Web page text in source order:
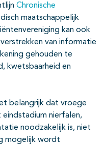
Chronische
maatschappelijk
kan ook
van informatie
gehouden te
kwetsbaarheid en
belangrijk dat vroege
nierfalen,
noodzakelijk is, niet
mogelijk wordt